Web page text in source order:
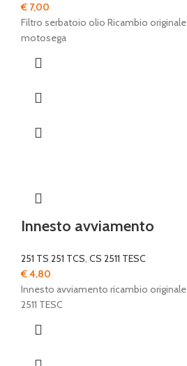
€ 7,00
Filtro serbatoio olio Ricambio originale
motosega
Innesto avviamento
251 TS 251 TCS, CS 2511 TESC
€4,80
Innesto avviamento ricambio
2511 TESC